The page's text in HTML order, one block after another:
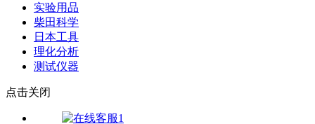
实验用品
柴田科学
日本工具
理化分析
测试仪器
点击关闭